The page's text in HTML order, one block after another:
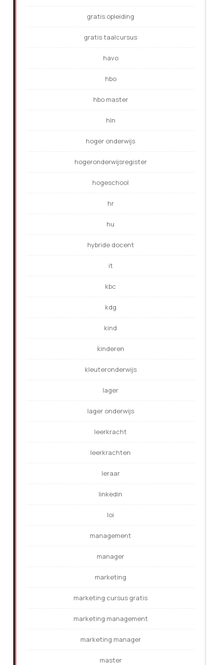
gratis opleiding
gratis taalcursus
havo
hbo
hbo master
hln
hoger onderwijs
hogeronderwijsregister
hogeschool
hr
hu
hybride docent
it
kbc
kdg
kind
kinderen
kleuteronderwijs
lager
lager onderwijs
leerkracht
leerkrachten
leraar
linkedin
loi
management
manager
marketing
marketing cursus gratis
marketing management
marketing manager
master